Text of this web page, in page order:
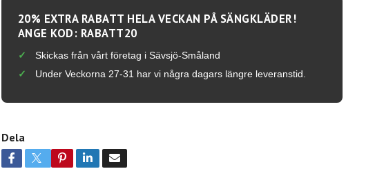
20% EXTRA RABATT HELA VECKAN PÅ SÄNGKLÄDER!
ANGE KOD: RABATT20
Skickas från vårt företag i Sävsjö-Småland
Under Veckorna 27-31 har vi några dagars längre leveranstid.
Dela